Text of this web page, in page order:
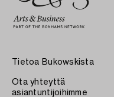
Tietoa Bukowskista
Ota yhteyttä
asiantuntijoihimme